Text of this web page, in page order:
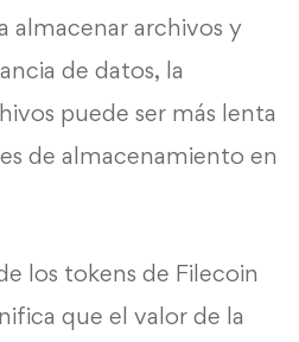
almacenar archivos y
de datos, la
puede ser más lenta
de almacenamiento en
los tokens de Filecoin
que el valor de la